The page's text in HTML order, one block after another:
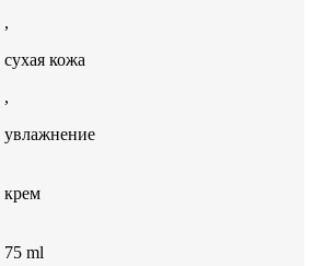
,
сухая кожа
,
увлажнение
крем
75 ml